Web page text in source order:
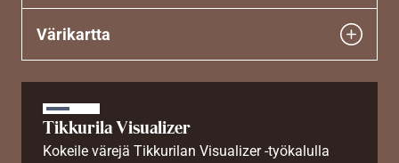
Värikartta
Tikkurila Visualizer
Kokeile värejä Tikkurilan Visualizer -työkalulla